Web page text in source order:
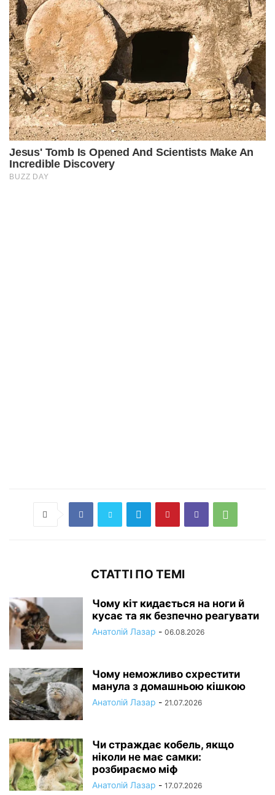
СТАТТІ ПО ТЕМІ
Чому кіт кидається на ноги й
кусає та як безпечно реагувати
Анатолій Лазар - 06.08.2026
Чому неможливо схрестити
манула з домашньою кішкою
Анатолій Лазар - 21.07.2026
Чи страждає кобель, якщо
ніколи не має самки:
розбираємо міф
Анатолій Лазар - 17.07.2026